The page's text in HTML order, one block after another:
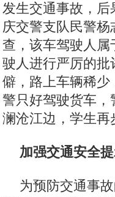
发生交通事故，
庆交警支队民警
查，该车驾驶人
驶人进行严厉的
僻，路上车辆稀
警只好驾驶货车
澜沧江边，学生再
加强交通安全
为预防交通事